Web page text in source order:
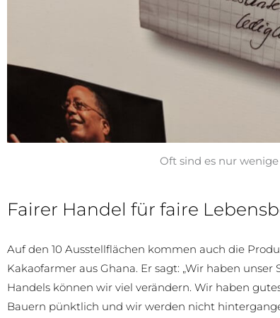
Oft sind es nur
Fairer Handel für faire
Auf den 10 Ausstellflächen kommen auch die
Kakaofarmer aus Ghana. Er sagt: „Wir haben
Handels können wir viel verändern. Wir haben
Bauern pünktlich und wir werden nicht